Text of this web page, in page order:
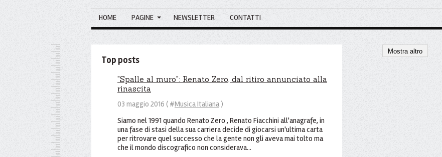
HOME PAGINE NEWSLETTER CONTATTI
Top posts
"Spalle al muro": Renato Zero, dal ritiro annunciato alla
rinascita
03 maggio 2016 ( #Musica Italiana )
Siamo nel 1991 quando Renato Zero , Renato Fiacchini all'anagrafe, in
una fase di stasi della sua carriera decide di giocarsi un'ultima carta
per ritrovare quel successo che la gente non gli aveva mai tolto ma
che il mondo discografico non considerava...
Mostra altro